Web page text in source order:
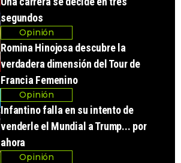
segundos
Opinión
Romina Hinojosa descubre la
verdadera dimensión del Tour de
Francia Femenino
Opinión
Infantino falla en su intento de
venderle el Mundial a Trump... por
ahora
Opinión